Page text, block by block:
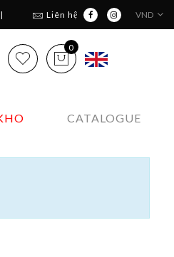
Liên hệ VND
0
CATALOGUE